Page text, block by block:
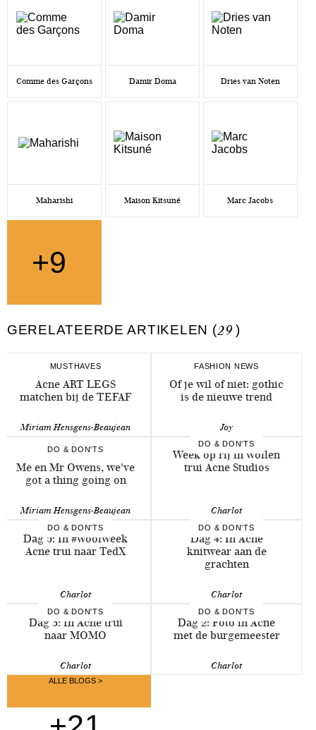
Comme des Garçons Damir Doma Dries van Noten
Maharishi Maison Kitsuné Marc Jacobs
+9
GERELATEERDE ARTIKELEN (29 )
MUSTHAVES
Acne ART LEGS
matchen bij de TEFAF
Miriam Hensgens-Beaujean
FASHION NEWS
Of je wil of niet: gothic
is de nieuwe trend
Joy
DO & DON'TS
Me en Mr Owens, we've
got a thing going on
Miriam Hensgens-Beaujean
DO & DON'TS
Week op rij in wollen
trui Acne Studios
Charlot
DO & DON'TS
Dag 5: In #woolweek
Acne trui naar TedX
Charlot
DO & DON'TS
Dag 4: In Acne
knitwear aan de
grachten
Charlot
DO & DON'TS
Dag 3: In Acne trui
naar MOMO
Charlot
DO & DON'TS
Dag 2: Foto in Acne
met de burgemeester
Charlot
ALLE BLOGS >